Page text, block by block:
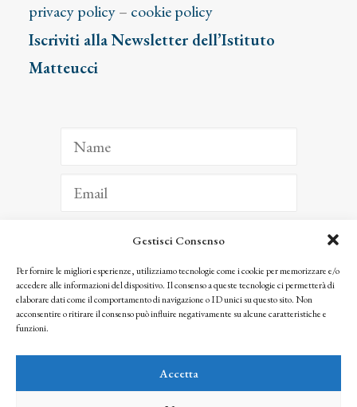
Gestisci Consenso
Per fornire le migliori esperienze, utilizziamo tecnologie come i cookie per memorizzare e/o
accedere alle informazioni del dispositivo. Il consenso a queste tecnologie ci permetterà di
elaborare dati come il comportamento di navigazione o ID unici su questo sito. Non
acconsentire o ritirare il consenso può influire negativamente su alcune caratteristiche e
funzioni.
Accetta
privacy policy– cookie policy
Iscriviti alla Newsletter dell’Istituto
Matteucci
ISCRIVITI
Facendo clic per iscriverti, riconosci che le tue informazioni saranno trattate
seguendo la nostra Privacy Policy
© 2025 Istituto Matteucci. All right reserved
l’autorizzazione scritta dei proprietari dei diritti e dell’Istituto Matteucci